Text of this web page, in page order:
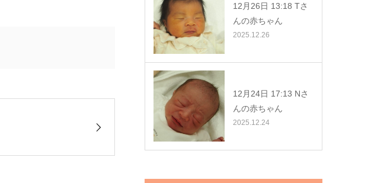
12月26日 13:18 Tさ
んの赤ちゃん
2025.12.26
12月24日 17:13 Nさ
んの赤ちゃん
2025.12.24